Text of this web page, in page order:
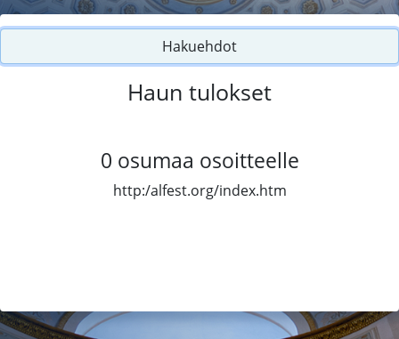
Hakuehdot
Haun tulokset
0 osumaa osoitteelle
http:/alfest.org/index.htm